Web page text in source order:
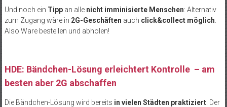
Und noch ein Tippan alle nicht imminisierte Menschen: Alternativ
zum Zugang wäre in 2G-Geschäften auch click&collect möglich
Also Ware bestellen und abholen!
HDE: Bändchen-Lösung erleichtert Kontrolle – am
besten aber 2G abschaffen
Die Bändchen-Lösung wird bereits in vielen Städten praktiziert. Der